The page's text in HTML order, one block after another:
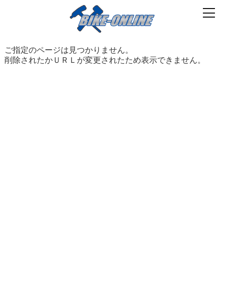
ご指定のページは見つかりません。
削除されたかＵＲＬが変更されたため表示できません。